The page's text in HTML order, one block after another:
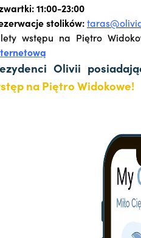
11:00-23:00
stolików:
wstępu na Piętro
Olivii
na Piętro Widokowe!